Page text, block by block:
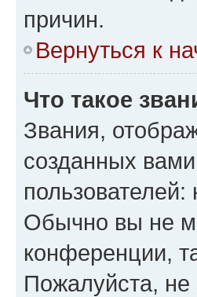
причин.
Вернуться к
Что такое
Звания,
созданных
Обычно вы не
конференции,
Пожалуйста,